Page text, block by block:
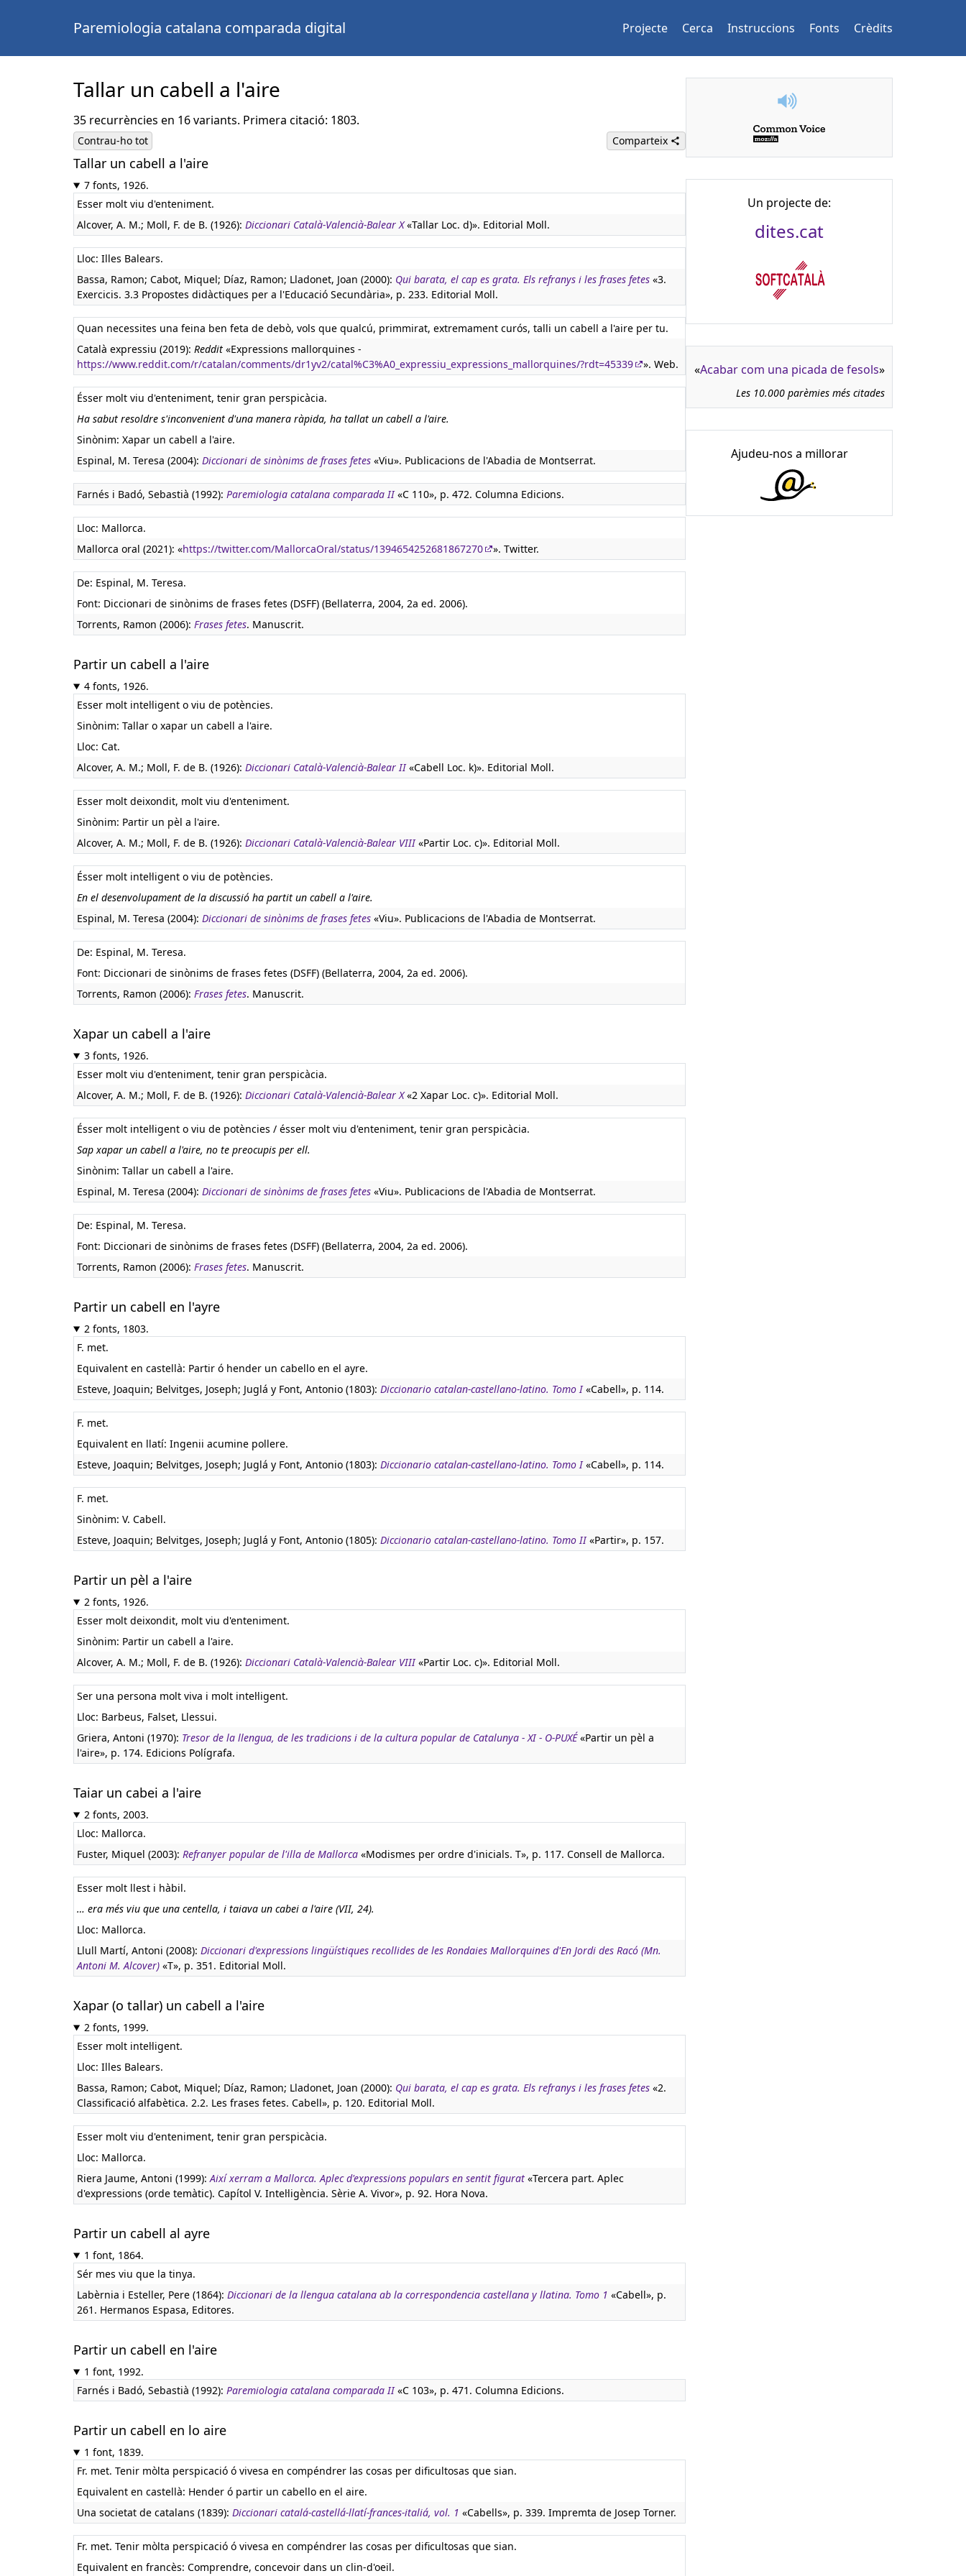
Paremiologia catalana comparada digital Projecte Cerca Instruccions Fonts Crèdits
Tallar un cabell a l'aire
35 recurrències en 16 variants. Primera citació: 1803.
Contrau-ho tot Comparteix
Tallar un cabell a l'aire
7 fonts, 1926.
Esser molt viu d'enteniment.
Alcover, A. M.; Moll, F. de B. (1926): Diccionari Català-Valencià-Balear X«Tallar Loc. d)». Editorial Moll.
Lloc: Illes Balears.
Bassa, Ramon; Cabot, Miquel; Díaz, Ramon; Lladonet, Joan (2000): Qui barata, el cap es grata. Els refranys i les frases fetes «3.
Exercicis. 3.3 Propostes didàctiques per a l'Educació Secundària», p. 233. Editorial Moll.
Quan necessites una feina ben feta de debò, vols que qualcú, primmirat, extremament curós, talli un cabell a l'aire per tu.
Català expressiu (2019): Reddit «Expressions mallorquines -
https://www.reddit.com/r/catalan/comments/dr1yv2/catal%C3%A0_expressiu_expressions_mallorquines/?rdt=45339
». Web.
Ésser molt viu d'enteniment, tenir gran perspicàcia.
Ha sabut resoldre s'inconvenient d'una manera ràpida, ha tallat un cabell a l'aire.
Sinònim: Xapar un cabell a l'aire.
Espinal, M. Teresa (2004): Diccionari de sinònims de frases fetes «Viu». Publicacions de l'Abadia de Montserrat.
Farnés i Badó, Sebastià (1992): Paremiologia catalana comparada II«C 110», p. 472. Columna Edicions.
Lloc: Mallorca.
Mallorca oral (2021): «https://twitter.com/MallorcaOral/status/1394654252681867270 ». Twitter.
De: Espinal, M. Teresa.
Font: Diccionari de sinònims de frases fetes (DSFF) (Bellaterra, 2004, 2a ed. 2006).
Torrents, Ramon (2006): Frases fetes. Manuscrit.
Partir un cabell a l'aire
4 fonts, 1926.
Esser molt intel·ligent o viu de potències.
Sinònim: Tallar o xapar un cabell a l'aire.
Lloc: Cat.
Alcover, A. M.; Moll, F. de B. (1926): Diccionari Català-Valencià-Balear II«Cabell Loc. k)». Editorial Moll.
Esser molt deixondit, molt viu d'enteniment.
Sinònim: Partir un pèl a l'aire.
Alcover, A. M.; Moll, F. de B. (1926): Diccionari Català-Valencià-Balear VIII«Partir Loc. c)». Editorial Moll.
Ésser molt intel·ligent o viu de potències.
En el desenvolupament de la discussió ha partit un cabell a l'aire.
Espinal, M. Teresa (2004): Diccionari de sinònims de frases fetes «Viu». Publicacions de l'Abadia de Montserrat.
De: Espinal, M. Teresa.
Font: Diccionari de sinònims de frases fetes (DSFF) (Bellaterra, 2004, 2a ed. 2006).
Torrents, Ramon (2006): Frases fetes. Manuscrit.
Xapar un cabell a l'aire
3 fonts, 1926.
Esser molt viu d'enteniment, tenir gran perspicàcia.
Alcover, A. M.; Moll, F. de B. (1926): Diccionari Català-Valencià-Balear X«2 Xapar Loc. c)». Editorial Moll.
Ésser molt intel·ligent o viu de potències / ésser molt viu d'enteniment, tenir gran perspicàcia.
Sap xapar un cabell a l'aire, no te preocupis per ell.
Sinònim: Tallar un cabell a l'aire.
Espinal, M. Teresa (2004): Diccionari de sinònims de frases fetes «Viu». Publicacions de l'Abadia de Montserrat.
De: Espinal, M. Teresa.
Font: Diccionari de sinònims de frases fetes (DSFF) (Bellaterra, 2004, 2a ed. 2006).
Torrents, Ramon (2006): Frases fetes. Manuscrit.
Partir un cabell en l'ayre
2 fonts, 1803.
F. met.
Equivalent en castellà: Partir ó hender un cabello en el ayre.
Esteve, Joaquin; Belvitges, Joseph; Juglá y Font, Antonio (1803): Diccionario catalan-castellano-latino. Tomo I«Cabell», p. 114.
F. met.
Equivalent en llatí: Ingenii acumine pollere.
Esteve, Joaquin; Belvitges, Joseph; Juglá y Font, Antonio (1803): Diccionario catalan-castellano-latino. Tomo I«Cabell», p. 114.
F. met.
Sinònim: V. Cabell.
Esteve, Joaquin; Belvitges, Joseph; Juglá y Font, Antonio (1805): Diccionario catalan-castellano-latino. Tomo II«Partir», p. 157.
Partir un pèl a l'aire
2 fonts, 1926.
Esser molt deixondit, molt viu d'enteniment.
Sinònim: Partir un cabell a l'aire.
Alcover, A. M.; Moll, F. de B. (1926): Diccionari Català-Valencià-Balear VIII«Partir Loc. c)». Editorial Moll.
Ser una persona molt viva i molt intel·ligent.
Lloc: Barbeus, Falset, Llessui.
Griera, Antoni (1970): Tresor de la llengua, de les tradicions i de la cultura popular de Catalunya - XI - O-PUXÉ«Partir un pèl a
l'aire», p. 174. Edicions Polígrafa.
Taiar un cabei a l'aire
2 fonts, 2003.
Lloc: Mallorca.
Fuster, Miquel (2003): Refranyer popular de l'illa de Mallorca «Modismes per ordre d'inicials. T», p. 117. Consell de Mallorca.
Esser molt llest i hàbil.
… era més viu que una centella, i taiava un cabei a l'aire (VII, 24).
Lloc: Mallorca.
Llull Martí, Antoni (2008): Diccionari d'expressions lingüístiques recollides de les Rondaies Mallorquines d'En Jordi des Racó (Mn.
Antoni M. Alcover) «T», p. 351. Editorial Moll.
Xapar (o tallar) un cabell a l'aire
2 fonts, 1999.
Esser molt intel·ligent.
Lloc: Illes Balears.
Bassa, Ramon; Cabot, Miquel; Díaz, Ramon; Lladonet, Joan (2000): Qui barata, el cap es grata. Els refranys i les frases fetes «2.
Classificació alfabètica. 2.2. Les frases fetes. Cabell», p. 120. Editorial Moll.
Esser molt viu d'enteniment, tenir gran perspicàcia.
Lloc: Mallorca.
Riera Jaume, Antoni (1999):Així xerram a Mallorca. Aplec d'expressions populars en sentit figurat «Tercera part. Aplec
d'expressions (orde temàtic). Capítol V. Intel·ligència. Sèrie A. Vivor», p. 92. Hora Nova.
Partir un cabell al ayre
1 font, 1864.
Sér mes viu que la tinya.
Labèrnia i Esteller, Pere (1864): Diccionari de la llengua catalana ab la correspondencia castellana y llatina. Tomo 1 «Cabell», p.
261. Hermanos Espasa, Editores.
Partir un cabell en l'aire
1 font, 1992.
Farnés i Badó, Sebastià (1992): Paremiologia catalana comparada II«C 103», p. 471. Columna Edicions.
Partir un cabell en lo aire
1 font, 1839.
Fr. met. Tenir mòlta perspicació ó vivesa en compéndrer las cosas per dificultosas que sian.
Equivalent en castellà: Hender ó partir un cabello en el aire.
Una societat de catalans (1839): Diccionari catalá-castellá-llatí-frances-italiá, vol. 1 «Cabells», p. 339. Impremta de Josep Torner.
Fr. met. Tenir mòlta perspicació ó vivesa en compéndrer las cosas per dificultosas que sian.
Equivalent en francès: Comprendre, concevoir dans un clin-d'oeil.
Un projecte de:
dites.cat
«Acabar com una picada de fesols»
Les 10.000 parèmies més citades
Ajudeu-nos a millorar